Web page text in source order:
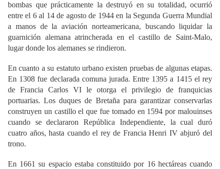
bombas que prácticamente la destruyó en su totalidad, ocurrió
entre el 6 al 14 de agosto de 1944 en la Segunda Guerra Mundial
a manos de la aviación norteamericana, buscando liquidar la
guarnición alemana atrincherada en el castillo de Saint-Malo,
lugar donde los alemanes se rindieron.
En cuanto a su estatuto urbano existen pruebas de algunas etapas.
En 1308 fue declarada comuna jurada. Entre 1395 a 1415 el rey
de Francia Carlos VI le otorga el privilegio de franquicias
portuarias. Los duques de Bretaña para garantizar conservarlas
construyen un castillo el que fue tomado en 1594 por malouinses
cuando se declararon República Independiente, la cual duró
cuatro años, hasta cuando el rey de Francia Henri IV abjuró del
trono.
En 1661 su espacio estaba constituido por 16 hectáreas cuando